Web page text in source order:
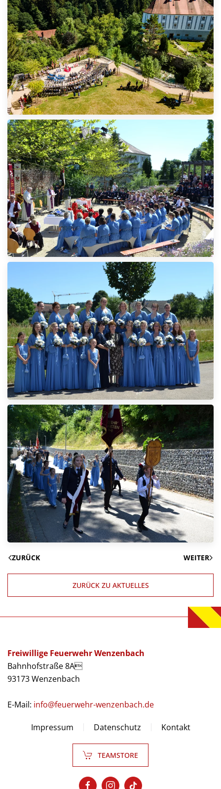
ZURÜCK WEITER
ZURÜCK ZU AKTUELLES
Freiwillige Feuerwehr Wenzenbach
Bahnhofstraße 8A
93173 Wenzenbach
E-Mail: info@feuerwehr-wenzenbach.de
Impressum Datenschutz Kontakt
TEAMSTORE